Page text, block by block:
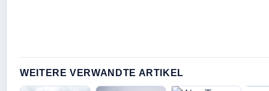
WEITERE VERWANDTE ARTIKEL